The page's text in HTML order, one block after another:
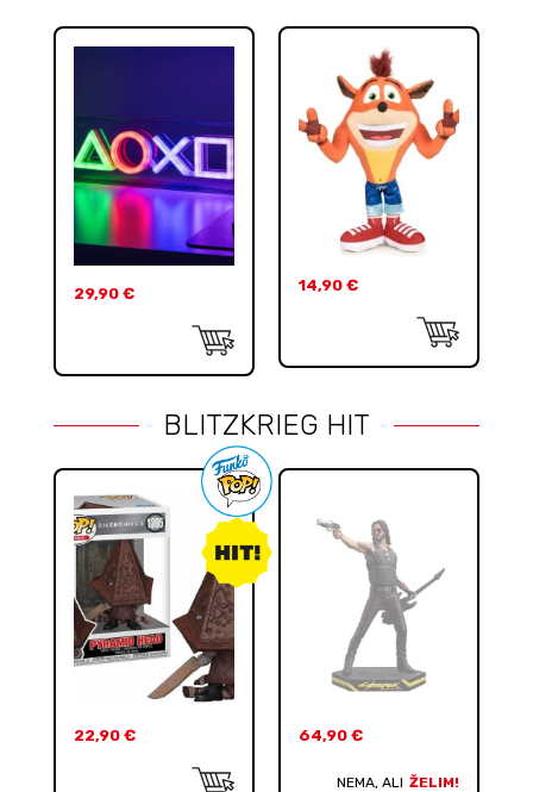
29,90 € 14,90 €
BLITZKRIEG HIT
22,90 € 64,90 €
NEMA, ALI ŽELIM!